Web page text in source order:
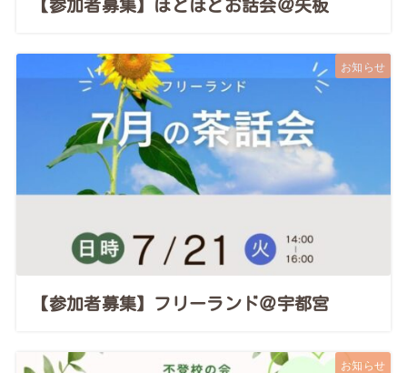
【参加者募集】ほどほどお話会＠矢板
お知らせ
【参加者募集】フリーランド＠宇都宮
お知らせ